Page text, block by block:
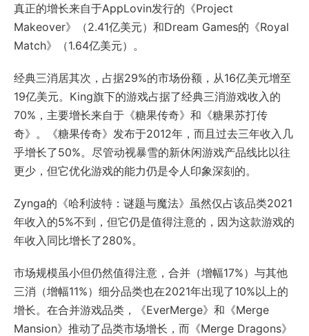
真正的增长来自于AppLovin发行的《Project
Makeover》（2.41亿美元）和Dream Games的《Royal
Match》（1.64亿美元）。
经典三消居其次，占据29%的市场份额，从16亿美元增至
19亿美元。King旗下的游戏占据了经典三消游戏收入的
70%，主要增长来自于《糖果传奇》和《糖果苏打传
奇》。《糖果传奇》发布于2012年，而且过去三年收入几
乎增长了50%。尽管动视暴雪的新休闲游戏产品线比以往
更少，但它优化游戏的能力仍是令人印象深刻的。
Zynga的《哈利波特：谜题与魔法》虽然仅占该品类2021
年收入的5%不到，但它仍是值得注意的，因为这款游戏的
年收入同比增长了280%。
市场规模虽小但仍然值得注意，合并（增幅17%）与其他
三消（增幅11%）细分品类也在2021年出现了10%以上的
增长。在合并游戏品类，《EverMerge》和《Merge
Mansion》推动了品类市场增长，而《Merge Dragons》